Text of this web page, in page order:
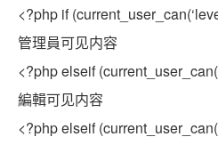
<?php if
管理員可见内容
<?phpelseif
編輯可见内容
<?phpelseif